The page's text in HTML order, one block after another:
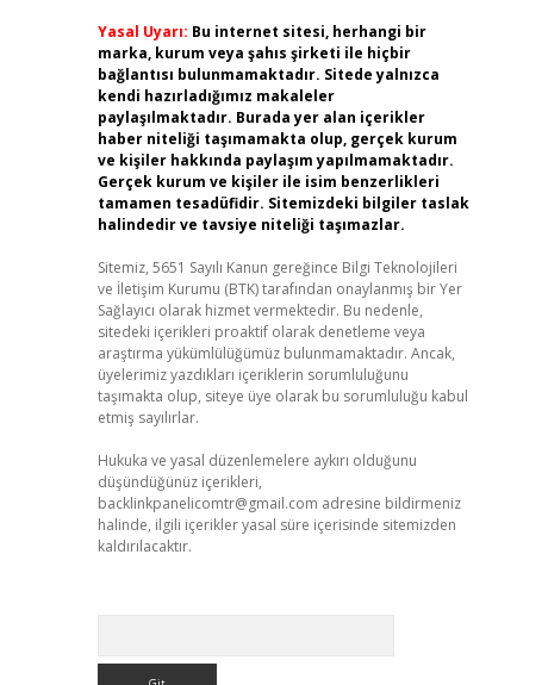
Yasal Uyarı: Bu internet sitesi, herhangi bir
marka, kurum veya şahıs şirketi ile hiçbir
bağlantısı bulunmamaktadır. Sitede yalnızca
kendi hazırladığımız makaleler
paylaşılmaktadır. Burada yer alan içerikler
haber niteliği taşımamakta olup, gerçek kurum
ve kişiler hakkında paylaşım yapılmamaktadır.
Gerçek kurum ve kişiler ile isim benzerlikleri
tamamen tesadüfidir. Sitemizdeki bilgiler taslak
halindedir ve tavsiye niteliği taşımazlar.
Sitemiz, 5651 Sayılı Kanun gereğince Bilgi Teknolojileri
ve İletişim Kurumu (BTK) tarafından onaylanmış bir Yer
Sağlayıcı olarak hizmet vermektedir. Bu nedenle,
sitedeki içerikleri proaktif olarak denetleme veya
araştırma yükümlülüğümüz bulunmamaktadır. Ancak,
üyelerimiz yazdıkları içeriklerin sorumluluğunu
taşımakta olup, siteye üye olarak bu sorumluluğu kabul
etmiş sayılırlar.
Hukuka ve yasal düzenlemelere aykırı olduğunu
düşündüğünüz içerikleri,
backlinkpanelicomtr@gmail.com adresine bildirmeniz
halinde, ilgili içerikler yasal süre içerisinde sitemizden
kaldırılacaktır.